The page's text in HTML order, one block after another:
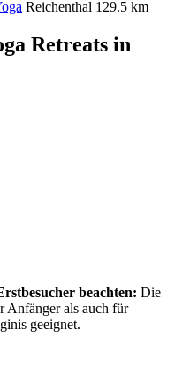
Reichenthal 129.5 km
Retreats in
beachten: Die
Anfänger als auch für
geeignet.